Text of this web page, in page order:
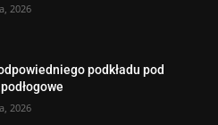
2026
podkładu pod
2026